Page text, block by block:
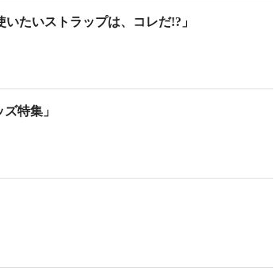
たいストラップは、コレだ!?」
特集」